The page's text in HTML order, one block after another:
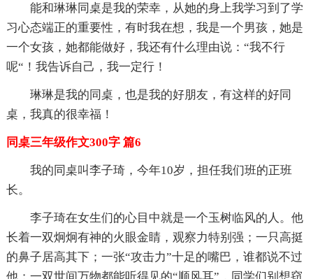
能和琳琳同桌是我的荣幸，从她的身上我学习到了学
习心态端正的重要性，有时我在想，我是一个男孩，她是
一个女孩，她都能做好，我还有什么理由说：“我不行
呢“！我告诉自己，我一定行！
琳琳是我的同桌，也是我的好朋友，有这样的好同
桌，我真的很幸福！
同桌三年级作文300字 篇6
我的同桌叫李子琦，今年10岁，担任我们班的正班
长。
李子琦在女生们的心目中就是一个玉树临风的人。他
长着一双炯炯有神的火眼金睛，观察力特别强；一只高挺
的鼻子居高其下；一张“攻击力”十足的嘴巴，谁都说不过
他；一双世间万物都能听得见的“顺风耳”，同学们别想窃